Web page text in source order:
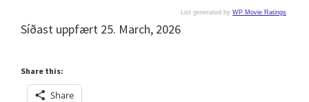
List generated by WP Movie Ratings.
Síðast uppfært 25. March, 2026
Share this:
Share